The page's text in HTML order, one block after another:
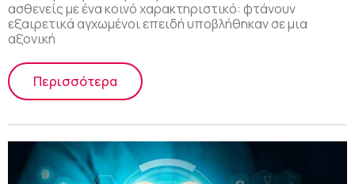
ασθενείς με ένα κοινό χαρακτηριστικό: φτάνουν
εξαιρετικά αγχωμένοι επειδή υποβλήθηκαν σε μια
αξονική
Περισσότερα